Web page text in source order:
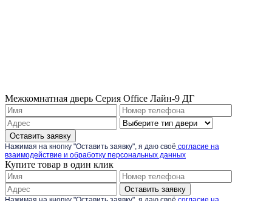
Межкомнатная дверь Серия Office Лайн-9 ДГ
Оставить заявку
Нажимая на кнопку "Оставить заявку", я даю своё согласие на
взаимодействие и обработку персональных данных
Купите товар в один клик
Оставить заявку